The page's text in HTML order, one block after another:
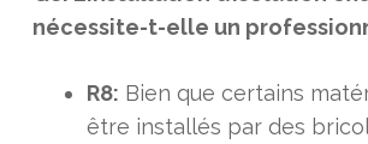
nécessite-t-elle un
R8: Bien que certains
être installés par des